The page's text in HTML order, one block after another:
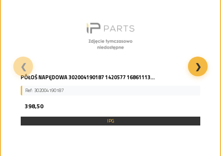
SWORZEŃ STALOWY HARTOWANY 65x570
Ref: 65x570_pin
984,00
IPG
❮ ❯